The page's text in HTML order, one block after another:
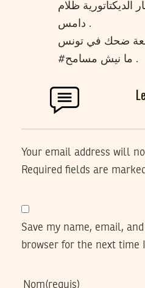
الديكتاتورية ظلام
دامس .
#ما نيش مسامح .
Your email address will
Required fields are marked
Save my name, email,
browser for the next time
Nom(requis)